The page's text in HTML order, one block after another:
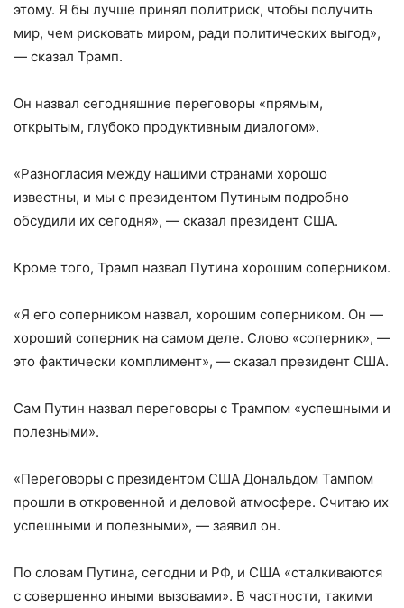
этому. Я бы лучше принял политриск, чтобы получить
мир, чем рисковать миром, ради политических выгод»,
— сказал Трамп.
Он назвал сегодняшние переговоры «прямым,
открытым, глубоко продуктивным диалогом».
«Разногласия между нашими странами хорошо
известны, и мы с президентом Путиным подробно
обсудили их сегодня», — сказал президент США.
Кроме того, Трамп назвал Путина хорошим соперником.
«Я его соперником назвал, хорошим соперником. Он —
хороший соперник на самом деле. Слово «соперник», —
это фактически комплимент», — сказал президент США.
Сам Путин назвал переговоры с Трампом «успешными и
полезными».
«Переговоры с президентом США Дональдом Тампом
прошли в откровенной и деловой атмосфере. Считаю их
успешными и полезными», — заявил он.
По словам Путина, сегодни и РФ, и США «сталкиваются
с совершенно иными вызовами». В частности, такими